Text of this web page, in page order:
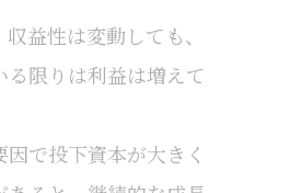
益性は変動しても、
限りは利益は増えて
で投下資本が大きく